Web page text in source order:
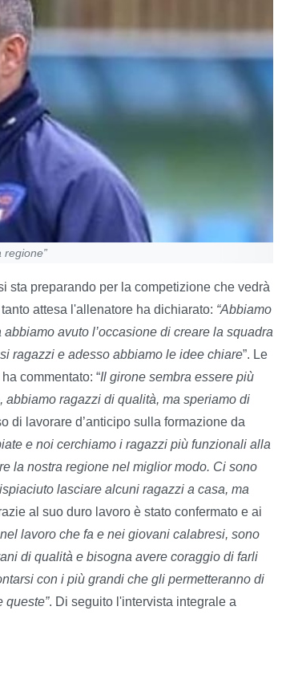
regione”
sta preparando per la competizione che vedrà
attesa l'allenatore ha dichiarato: “Abbiamo
avuto l’occasione di creare la squadra
ragazzi e adesso abbiamo le idee chiare”. Le
commentato: “Il girone sembra essere più
ragazzi di qualità, ma speriamo di
di lavorare d’anticipo sulla formazione da
e noi cerchiamo i ragazzi più funzionali alla
la nostra regione nel miglior modo. Ci sono
lasciare alcuni ragazzi a casa, ma
al suo duro lavoro è stato confermato e ai
lavoro che fa e nei giovani calabresi, sono
di qualità e bisogna avere coraggio di farli
con i più grandi che gli permetteranno di
queste”. Di seguito l'intervista integrale a